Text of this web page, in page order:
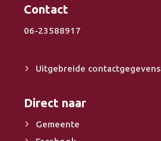
Contact
06-23588917
Uitgebreide contactgegevens
Direct naar
Gemeente